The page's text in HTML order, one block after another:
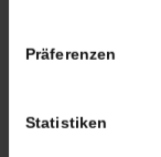
Präferenzen
Statistiken
um eine
Fall handelt